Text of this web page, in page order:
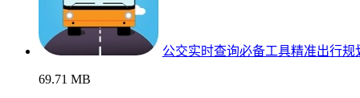
公交实时查询必备工具精准出行规
69.71 MB